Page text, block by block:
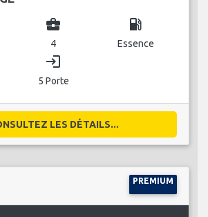
business_center
4
local_gas_station
Essence
login
5 Porte
LES DÉTAILS...
PREMIUM